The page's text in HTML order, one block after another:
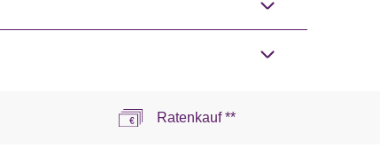
Ratenkauf **